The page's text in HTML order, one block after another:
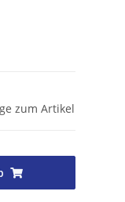
zum Artikel